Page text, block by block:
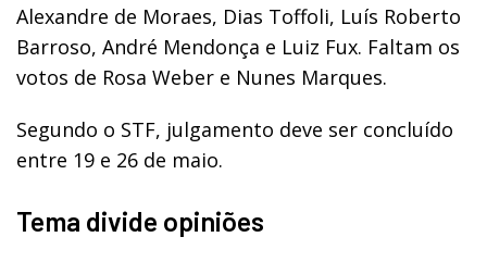
Alexandre de Moraes, Dias Toffoli, Luís Roberto
Barroso, André Mendonça e Luiz Fux. Faltam os
votos de Rosa Weber e Nunes Marques.
Segundo o STF, julgamento deve ser concluído
entre 19 e 26 de maio.
Tema divide opiniões